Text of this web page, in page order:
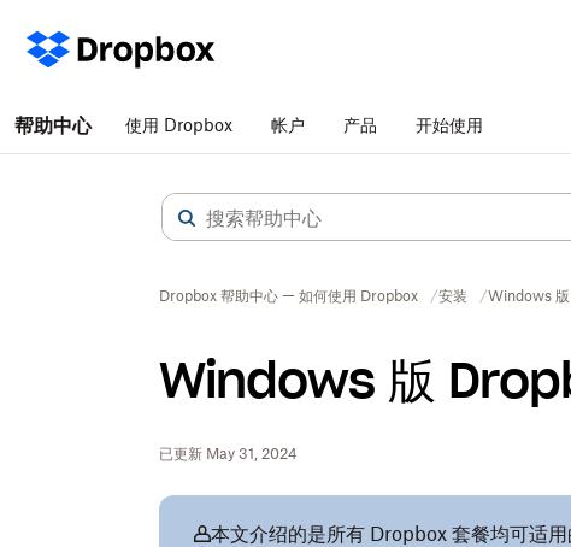
帮助中心 使用 Dropbox 帐户 产品 开始使用
Dropbox 帮助中心 — 如何使用 Dropbox 安装 Windows
Windows 版
已更新 May 31, 2024
本文介绍的是所有 Dropbox 套餐均可适用